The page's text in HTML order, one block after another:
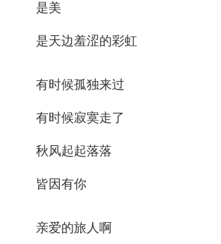
是美
是天边羞涩的彩虹
有时候孤独来过
有时候寂寞走了
秋风起起落落
皆因有你
亲爱的旅人啊